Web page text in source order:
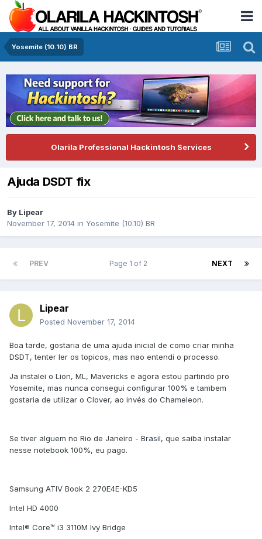
Yosemite (10.10) BR
Olarila Professional Hackintosh Services
Ajuda DSDT fix
By Lipear
November 17, 2014 in Yosemite (10.10) BR
PREV NEXT
Page 1 of 2
Lipear
Posted November 17, 2014
Boa tarde, gostaria de uma ajuda inicial de como criar minha
DSDT, tenter ler os topicos, mas nao entendi o processo.
Ja instalei o Lion, ML, Mavericks e agora estou partindo pro
Yosemite, mas nunca consegui configurar 100% e tambem
gostaria de utilizar o Clover, ao invés do Chameleon.
Se tiver alguem no Rio de Janeiro - Brasil, que saiba instalar
nesse notebook 100%, eu pago.
Samsung ATIV Book 2 270E4E-KD5
Intel HD 4000
Intel® Core™ i3 3110M Ivy Bridge